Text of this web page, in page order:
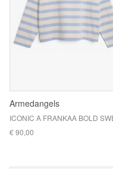
Armedangels
€ 90,00